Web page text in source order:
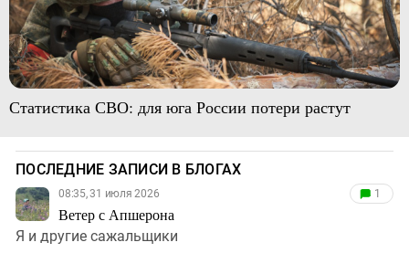
Статистика СВО: для юга России потери растут
ПОСЛЕДНИЕ ЗАПИСИ В БЛОГАХ
08:35, 31 июля 2026
Ветер с Апшерона
1
Я и другие сажальщики